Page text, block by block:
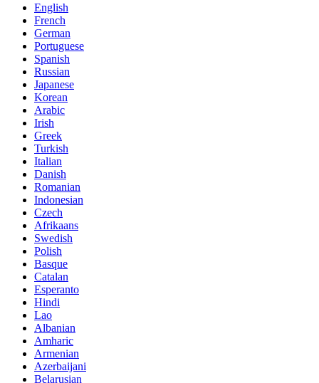
English
French
German
Portuguese
Spanish
Russian
Japanese
Korean
Arabic
Irish
Greek
Turkish
Italian
Danish
Romanian
Indonesian
Czech
Afrikaans
Swedish
Polish
Basque
Catalan
Esperanto
Hindi
Lao
Albanian
Amharic
Armenian
Azerbaijani
Belarusian